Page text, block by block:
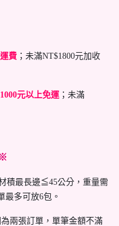
費 ；未滿NT$1800元加收
元以上免運 ；未滿
積最長邊≦45公分，重量需
最多可放6包。
兩張訂單，單筆金額不滿